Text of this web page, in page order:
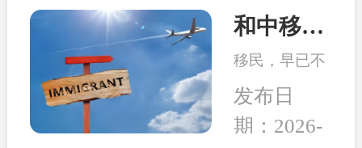
英、使领馆代
表及移民局长
在搭建一
个“交流、合
性价比、宽松
良好的子女教
育、亲民的生
活成本、明确
的入籍路径
和中移民：2026年最适合办理移民身份的6个国家
移民，早已不
是 “我想去
哪”，而是：
这个身份能不
发布日
期：2026-